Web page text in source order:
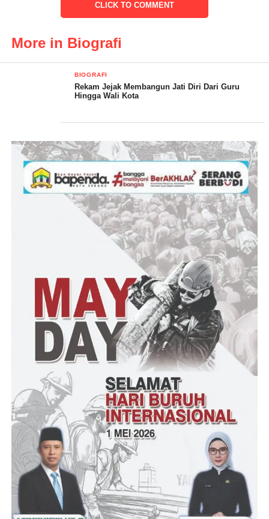
Bojonegara Kabupaten Serang
mengucapkan Puji syukur kehadirat Allah SWT dalam rangka
tasyakuran dan Peluncuran buku biografi ini dalam bedah
bersama mudah mudahan dalam silaturahmi ini kita semua
mendapa Rahmat dari Allah SWT
“Saya atas nama pribadi dan atas nama Pemerintah Kota Serang
yang telah memenuhi atas Undangan kami, mudah mudahan atas
adanya kegiatan ini semua yang hadir mendapatkan pahala dari
Allah SWT, mudah mudahan apa yang kita lakukan merupakan
bagian dari ibadah,” tuturnya
“Untuk melengkapi kebahagiaan saya pada hari ini di
terbitannya buku biografi tentang perjalanan hidup saya dan ini
kenapa saya memberikan buku biografi ini adalah untuk
memotivasi jadi biografi ini bukan untuk kesombongan atau
takabur atas posisi saya pada saat ini dan untuk mengingatkan
siapa diri kita dan saya memberikan buku ini untuk dibaca dan
untuk memotivasi semua bahwa saya lahir di Kampung Bej
Bojonegara Kabupaten Serang dan saya anak yang ke lima dari
pasangan orang tua saya H. Safei Bin Abdul Fajar dengan Hj.
Samhah Binti Halisan,”
“Orang tua saya adalah seorang pedagang kelontongan dan
keinginan orang tua saya semua anaknya harus sekolah dan
cerita orang tua saya bahwa ada orang hebat yang dulu
dilahirkan di Beji” imbuhnya
Selanjutnya acara tasyakuran dan Lounching bedah buku
tersebut sekaligus H. Syafrudin, S.Sos, M.Si Wali Kota Serang,
dalam kesempatan memberikan santunan anak yatim
Pada intinya H. Syafrudin sangat peduli terhadap anak yatim dan
CLICK TO COMMENT
More in Biografi
BIOGRAFI
Rekam Jejak Membangun Jati Diri Dari Guru
Hingga Wali Kota